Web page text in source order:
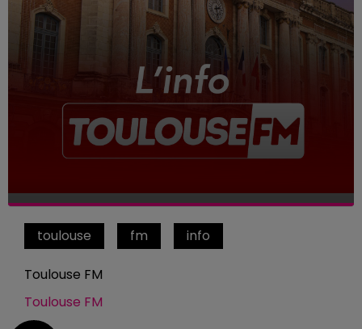
toulouse fm info
Toulouse FM
Toulouse FM